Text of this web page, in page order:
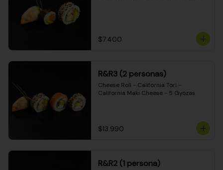
$7.400
R&R3 (2 personas)
Cheese Roll - California Tori -
California Maki Cheese - 5 Gyozas
$13.990
R&R2 (1 persona)